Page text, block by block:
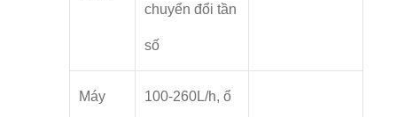
chuyển đổi tần
số
Máy 100-260L/h, ổ